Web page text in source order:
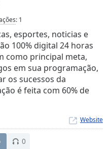
: 1
esportes, noticias e
100% digital 24 horas
como principal meta,
em sua programação,
os sucessos da
é feita com 60% de
Website
0